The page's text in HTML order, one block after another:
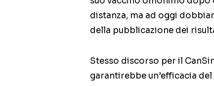
distanza, ma ad oggi
della pubblicazione dei
Stesso discorso per il
garantirebbe un’efficacia